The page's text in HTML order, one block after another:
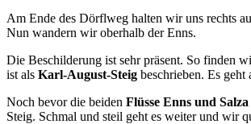
Am Ende des Dörflweg halten wir uns rechts
Nun wandern wir oberhalb der Enns.
Die Beschilderung ist sehr präsent. So finden
ist als Karl-August-Steig beschrieben. Es
Noch bevor die beiden Flüsse Enns und
Steig. Schmal und steil geht es weiter und wir